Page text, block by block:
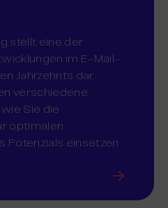
stellt eine der
im E-Mail-
Jahrzehnts dar.
verschiedene
Sie die
optimalen
Potenzials einsetzen